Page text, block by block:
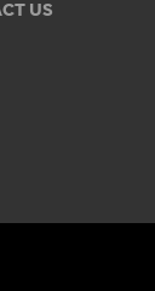
US